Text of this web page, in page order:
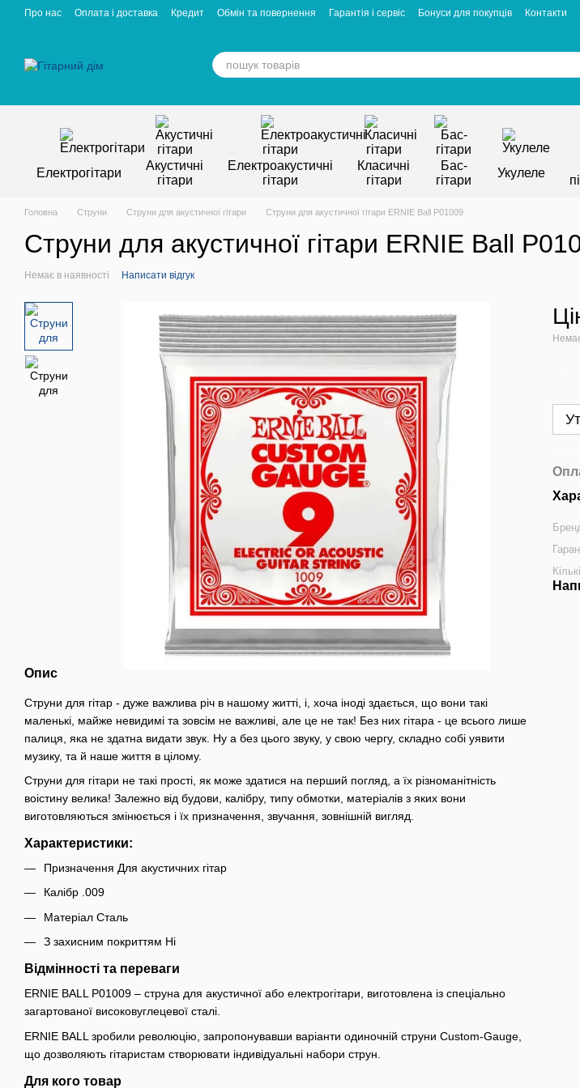
Перейти к основному контенту
Про нас Оплата і доставка Кредит Обмін та повернення Гарантія і сервіс Бонуси для покупців Контакти
Електрогітари
Акустичні
гітари
Електроакустичні
гітари
Класичні
гітари
Бас-
гітари
Укулеле
Головна Струни Струни для акустичної гітари Струни для акустичної гітари ERNIE Ball P01009
Струни для акустичної гітари ERNIE Ball
Немає в наявності Написати відгук
Опис
Струни для гітар - дуже важлива річ в нашому житті, і, хоча іноді здається, що вони такі
маленькі, майже невидимі та зовсім не важливі, але це не так! Без них гітара - це всього лише
палиця, яка не здатна видати звук. Ну а без цього звуку, у свою чергу, складно собі уявити
музику, та й наше життя в цілому.
Струни для гітари не такі прості, як може здатися на перший погляд, а їх різноманітність
воістину велика! Залежно від будови, калібру, типу обмотки, матеріалів з яких вони
виготовляються змінюється і їх призначення, звучання, зовнішній вигляд.
Характеристики:
Призначення Для акустичних гітар
Калібр .009
Матеріал Сталь
З захисним покриттям Ні
Відмінності та переваги
ERNIE BALL P01009 – струна для акустичної або електрогітари, виготовлена із спеціально
загартованої високовуглецевої сталі.
ERNIE BALL зробили революцію, запропонувавши варіанти одиночній струни Custom-Gauge,
що дозволяють гітаристам створювати індивідуальні набори струн.
Для кого товар